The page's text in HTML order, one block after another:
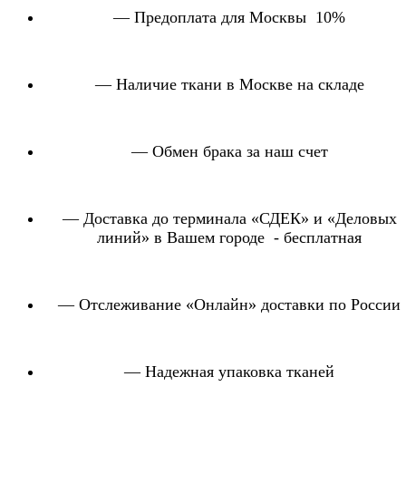
— Предоплата для Москвы 10%
— Наличие ткани в Москве на складе
— Обмен брака за наш счет
— Доставка до терминала «СДЕК» и «Деловых
линий» в Вашем городе - бесплатная
— Отслеживание «Онлайн» доставки по России
— Надежная упаковка тканей